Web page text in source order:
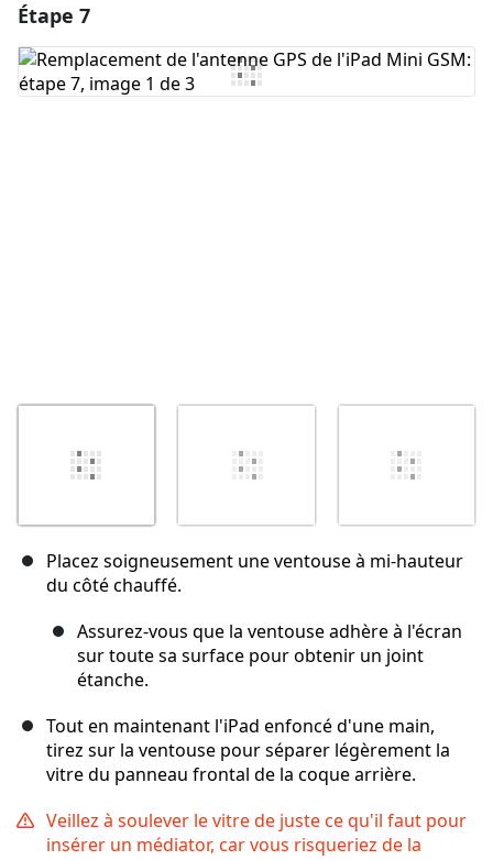
Ajouter un commentaire
Étape 7
Placez soigneusement une ventouse à mi-hauteur
du côté chauffé.
Assurez-vous que la ventouse adhère à l'écran
sur toute sa surface pour obtenir un joint
étanche.
Tout en maintenant l'iPad enfoncé d'une main,
tirez sur la ventouse pour séparer légèrement la
vitre du panneau frontal de la coque arrière.
Veillez à soulever le vitre de juste ce qu'il faut pour
insérer un médiator, car vous risqueriez de la